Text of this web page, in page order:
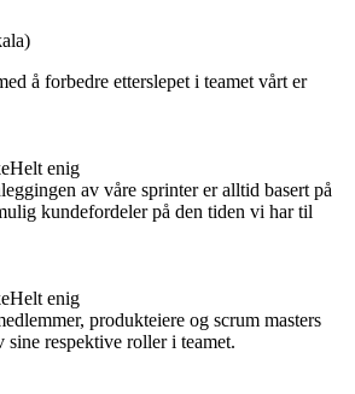
å forbedre etterslepet i teamet vårt er
Helt enig
av våre sprinter er alltid basert på
kundefordeler på den tiden vi har til
Helt enig
produkteiere og scrum masters
sine respektive roller i teamet.